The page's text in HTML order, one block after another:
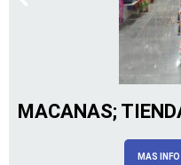
MACANAS;
MAS INFO